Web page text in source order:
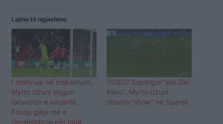
Lajme të ngjashme:
I motivuar në maksimum,
Myrto Uzuni tregon
tatuazhin e veçantë:
Fitorja gjëja më e
rëndësishme për mua
VIDEO/ Supergol “alla Del
Piero”, Myrto Uzuni
dhuron “show” në Spanjë